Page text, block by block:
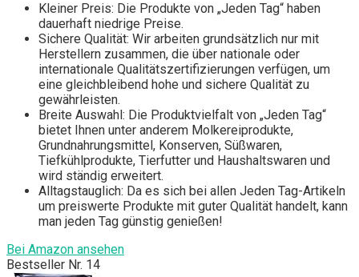
Kleiner Preis: Die Produkte von „Jeden Tag“ haben
dauerhaft niedrige Preise.
Sichere Qualität: Wir arbeiten grundsätzlich nur mit
Herstellern zusammen, die über nationale oder
internationale Qualitätszertifizierungen verfügen, um
eine gleichbleibend hohe und sichere Qualität zu
gewährleisten.
Breite Auswahl: Die Produktvielfalt von „Jeden Tag“
bietet Ihnen unter anderem Molkereiprodukte,
Grundnahrungsmittel, Konserven, Süßwaren,
Tiefkühlprodukte, Tierfutter und Haushaltswaren und
wird ständig erweitert.
Alltagstauglich: Da es sich bei allen Jeden Tag-Artikeln
um preiswerte Produkte mit guter Qualität handelt, kann
man jeden Tag günstig genießen!
Bei Amazon ansehen
Bestseller Nr. 14